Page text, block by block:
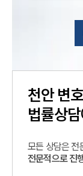
천안변
법률상
모든 상담은 전
전문적으로 진